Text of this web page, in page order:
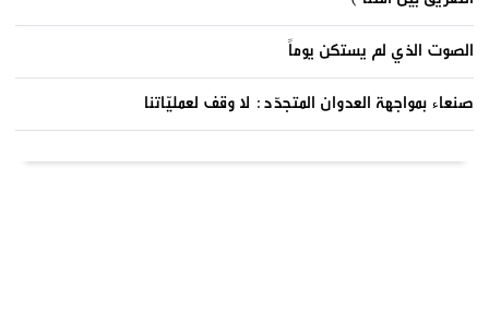
الصوت الذي لم يستكن يوماً
صنعاء بمواجهة العدوان المتجدّد: لا وقف لعمليّاتنا